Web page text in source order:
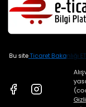
Bu siteTicaret Bakanlığı